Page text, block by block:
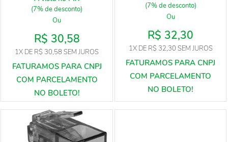
(7% de desconto)
Ou
R$ 30,58
1X DE R$ 30,58 SEM JUROS
(7% de desconto)
Ou
R$ 32,30
1XDE R$ 32,30 SEM JUROS